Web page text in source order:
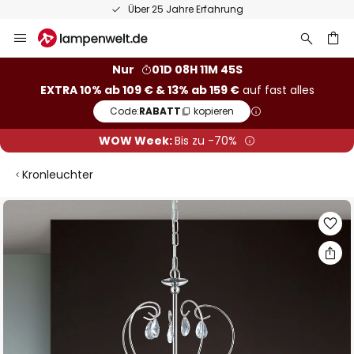
Über 25 Jahre Erfahrung
Inhalt
Nur
01D 08H 11M 44S
EXTRA 10% ab 109 € & 13% ab 159 €auf fast alles
Code:RABATT kopieren
WOW Week:Bis zu -70%
Kronleuchter
Zum
der